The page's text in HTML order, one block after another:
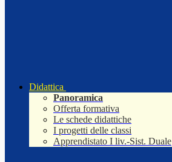
Didattica
Panoramica
Offerta formativa
Le schede didattiche
I progetti delle classi
Apprendistato I liv.-Sist. Duale